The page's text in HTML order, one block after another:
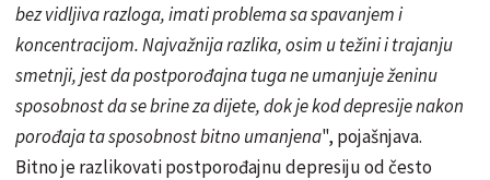
bez vidljiva razloga, imati problema sa spavanjem i
koncentracijom. Najvažnija razlika, osim u težini i trajanju
smetnji, jest da postporođajna tuga ne umanjuje ženinu
sposobnost da se brine za dijete, dok je kod depresije nakon
porođaja ta sposobnost bitno umanjena", pojašnjava.
Bitno je razlikovati postporođajnu depresiju od često